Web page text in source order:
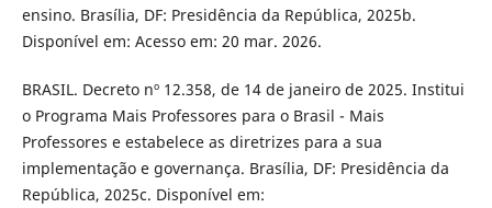
ensino. Brasília, DF: Presidência da República, 2025b.
Disponível em: Acesso em: 20 mar. 2026.
BRASIL. Decreto nº 12.358, de 14 de janeiro de 2025. Institui
o Programa Mais Professores para o Brasil - Mais
Professores e estabelece as diretrizes para a sua
implementação e governança. Brasília, DF: Presidência da
República, 2025c. Disponível em: